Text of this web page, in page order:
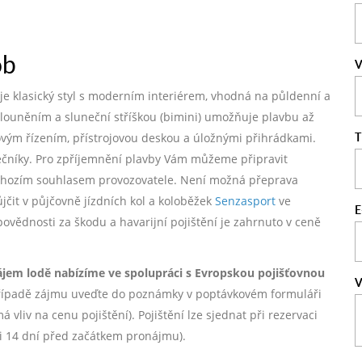
klasický styl s moderním interiérem, vhodná na půldenní a
a sluneční stříškou (bimini) umožňuje plavbu až
řízením, přístrojovou deskou a úložnými přihrádkami.
Pro zpříjemnění plavby Vám můžeme připravit
souhlasem provozovatele. Není možná přeprava
v půjčovně jízdních kol a koloběžek Senzasport ve
za škodu a havarijní pojištění je zahrnuto v ceně
lodě nabízíme ve spolupráci s Evropskou pojišťovnou
zájmu uveďte do poznámky v poptávkovém formuláři
vliv na cenu pojištění). Pojištění lze sjednat při rezervaci
dní před začátkem pronájmu).